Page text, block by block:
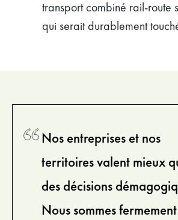
transport combiné rail-route
qui serait durablement
Nos entreprises et nos
territoires valent mieux
des décisions
Nous sommes fermement